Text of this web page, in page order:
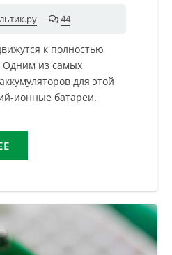
44комментария
к полностью
Одним из самых
для этой
ионные батареи.